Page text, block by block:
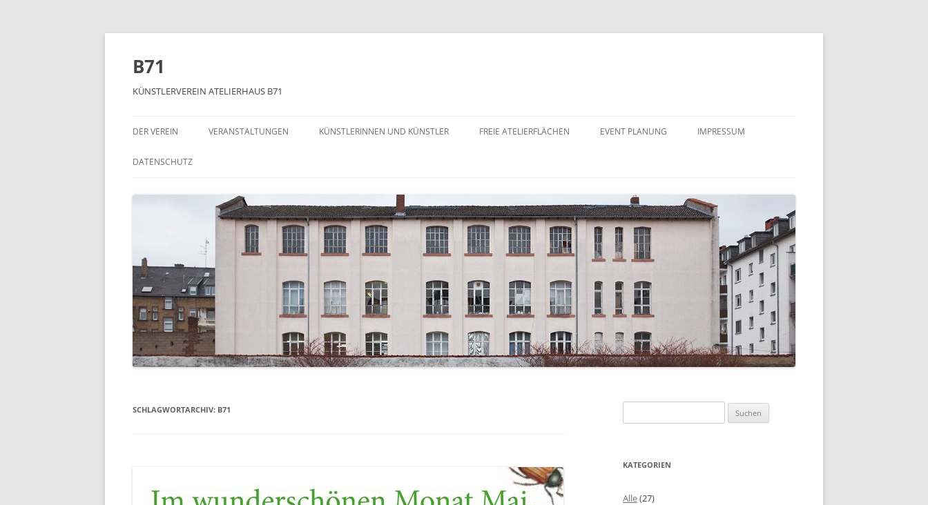
Zum
B71
KÜNSTLERVEREIN ATELIERHAUS B71
DER VEREIN VERANSTALTUNGEN KÜNSTLERINNEN UND KÜNSTLER FREIE ATELIERFLÄCHEN EVENT PLANUNG IMPRESSUM
DATENSCHUTZ
SCHLAGWORTARCHIV: B71
nach:
KATEGORIEN
Alle(27)